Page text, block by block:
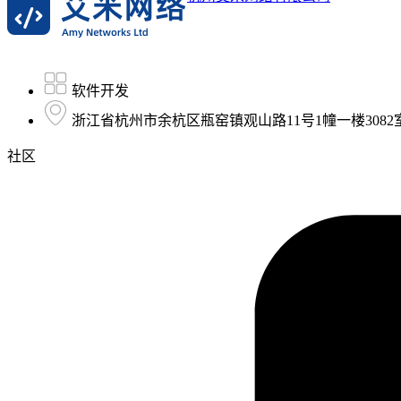
软件开发
浙江省杭州市余杭区瓶窑镇观山路11号1幢一楼3082
社区